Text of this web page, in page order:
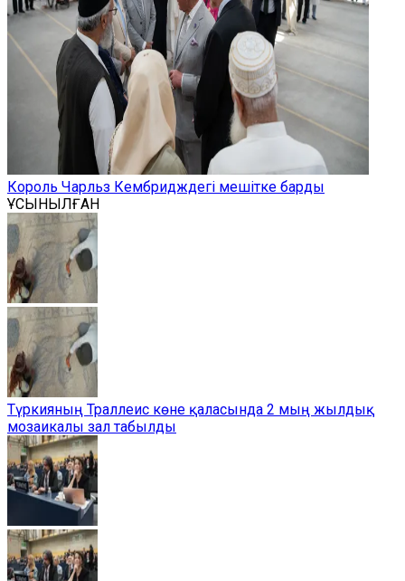
Король Чарльз Кембридждегі мешітке барды
ҰСЫНЫЛҒАН
Түркияның Траллеис көне қаласында 2 мың жылдық
мозаикалы зал табылды